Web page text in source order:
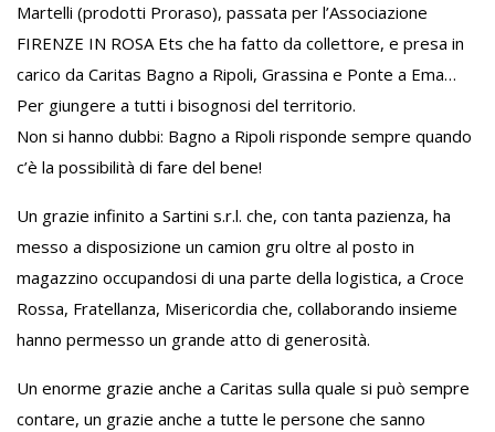
Martelli (prodotti Proraso), passata per l’Associazione
FIRENZE IN ROSA Ets che ha fatto da collettore, e presa in
carico da Caritas Bagno a Ripoli, Grassina e Ponte a Ema…
Per giungere a tutti i bisognosi del territorio.
Non si hanno dubbi: Bagno a Ripoli risponde sempre quando
c’è la possibilità di fare del bene!
Un grazie infinito a Sartini s.r.l. che, con tanta pazienza, ha
messo a disposizione un camion gru oltre al posto in
magazzino occupandosi di una parte della logistica, a Croce
Rossa, Fratellanza, Misericordia che, collaborando insieme
hanno permesso un grande atto di generosità.
Un enorme grazie anche a Caritas sulla quale si può sempre
contare, un grazie anche a tutte le persone che sanno